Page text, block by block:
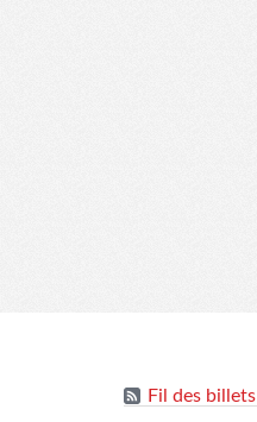
Fil des billets